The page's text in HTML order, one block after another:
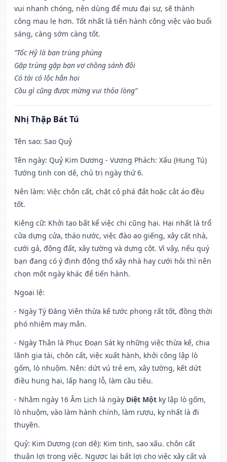
vui nhanh chóng, nên dùng để mưu đại sự, sẽ thành
công mau lẹ hơn. Tốt nhất là tiến hành công việc vào buổi
sáng, càng sớm càng tốt.
“Tốc Hỷ là bạn trùng phùng
Gặp trùng gặp bạn vợ chồng sánh đôi
Có tài có lộc hẳn hoi
Cầu gì cũng được mừng vui thỏa lòng”
Nhị Thập Bát Tú
Tên sao: Sao Quỷ
Tên ngày: Quỷ Kim Dương - Vương Phách: Xấu (Hung Tú)
Tướng tinh con dê, chủ trị ngày thứ 6.
Nên làm: Việc chôn cất, chặt cỏ phá đất hoặc cắt áo đều
tốt.
Kiêng cữ: Khởi tạo bất kể việc chi cũng hại. Hại nhất là trổ
cửa dựng cửa, tháo nước, việc đào ao giếng, xây cất nhà,
cưới gả, động đất, xây tường và dựng cột. Vì vậy, nếu quý
bạn đang có ý định động thổ xây nhà hay cưới hỏi thì nên
chọn một ngày khác để tiến hành.
Ngoại lệ:
- Ngày Tý Đăng Viên thừa kế tước phong rất tốt, đồng thời
phó nhiệm may mắn.
- Ngày Thân là Phục Đoạn Sát kỵ những việc thừa kế, chia
lãnh gia tài, chôn cất, việc xuất hành, khởi công lập lò
gốm, lò nhuộm. Nên: dứt vú trẻ em, xây tường, kết dứt
điều hung hại, lấp hang lỗ, làm cầu tiêu.
- Nhằm ngày 16 Âm Lịch là ngày Diệt Một kỵ lập lò gốm,
lò nhuộm, vào làm hành chính, làm rượu, kỵ nhất là đi
thuyền.
Quỷ: Kim Dương (con dê): Kim tinh, sao xấu. chôn cất
thuận lợi trong việc. Ngược lại bất lợi cho việc xây cất và